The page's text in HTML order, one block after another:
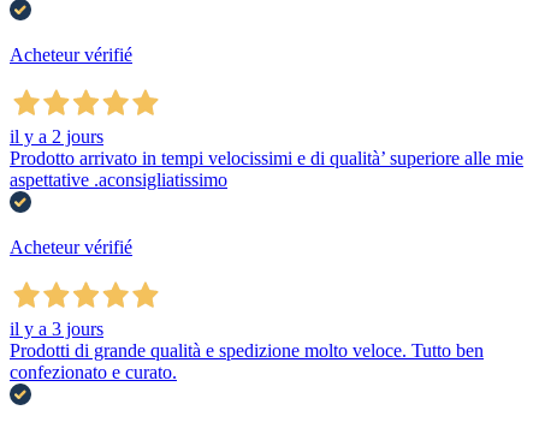
Acheteur vérifié
il y a 2 jours
Prodotto arrivato in tempi velocissimi e di qualità’ superiore alle mie
aspettative .aconsigliatissimo
Acheteur vérifié
il y a 3 jours
Prodotti di grande qualità e spedizione molto veloce. Tutto ben
confezionato e curato.